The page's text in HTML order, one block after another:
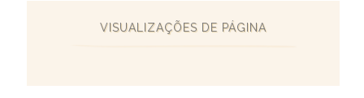
VISUALIZAÇÕES DE PÁGINA